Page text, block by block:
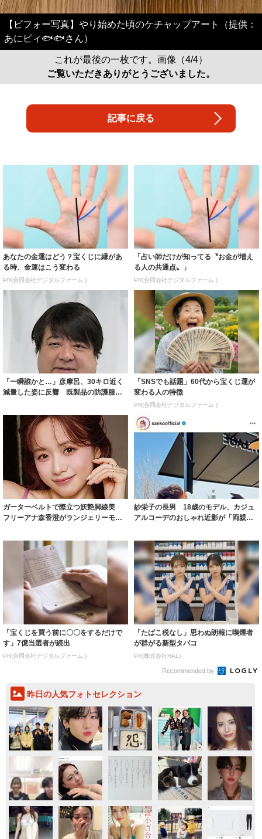
【ビフォー写真】やり始めた頃のケチャップアート（提供：
あにピィ🐟🐟さん）
これが最後の一枚です。画像（4/4）
ご覧いただきありがとうございました。
記事に戻る
あなたの金運はどう？宝くじに縁があ
る時、金運はこう変わる
PR(合同会社デジタルファーム )
「占い師だけが知ってる〝お金が増え
る人の共通点〟」
PR(合同会社デジタルファーム )
「一瞬誰かと…」彦摩呂、30キロ近く
減量した姿に反響 既製品の防護服が
「SNSでも話題」60代から宝くじ運が
変わる人の特徴
PR(合同会社デジタルファーム )
ガーターベルトで際立つ妖艶脚線美
フリーアナ森香澄がランジェリーモデ
紗栄子の長男 18歳のモデル、カジュ
アルコーデのおしゃれ近影が「両親の
「宝くじを買う前に〇〇をするだけで
す」7億当選者が続出
PR(合同会社デジタルファーム )
「たばこ税なし」思わぬ朗報に喫煙者
が群がる新型タバコ
PR(株式会社HAL)
Recommended by
昨日の人気フォトセレクション